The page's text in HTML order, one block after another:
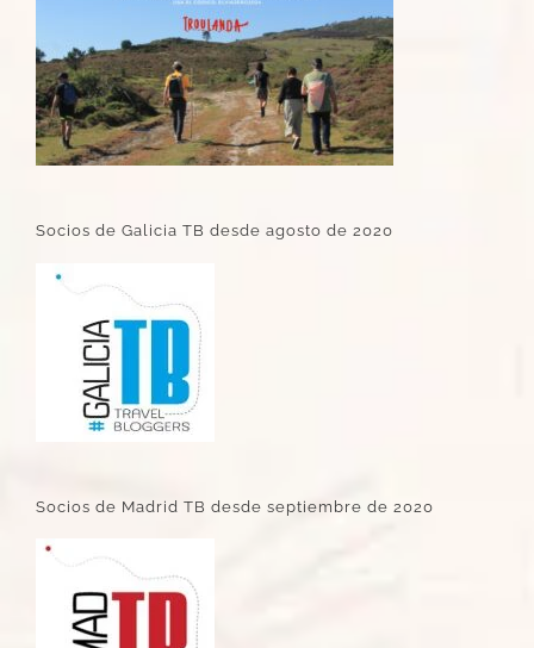
Socios de Galicia TB desde agosto de 2020
Socios de Madrid TB desde septiembre de 2020